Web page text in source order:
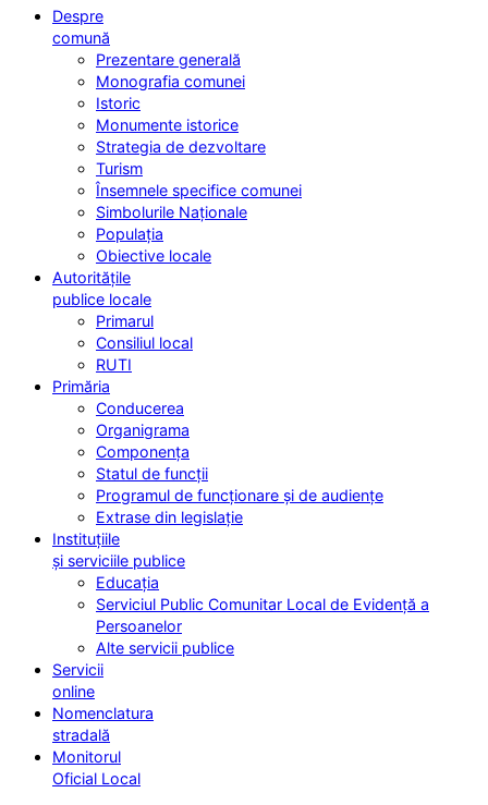
Despre
comună
Prezentare generală
Monografia comunei
Istoric
Monumente istorice
Strategia de dezvoltare
Turism
Însemnele specifice comunei
Simbolurile Naționale
Populația
Obiective locale
Autoritățile
publice locale
Primarul
Consiliul local
RUTI
Primăria
Conducerea
Organigrama
Componența
Statul de funcții
Programul de funcționare și de audiențe
Extrase din legislație
Instituțiile
și serviciile publice
Educația
Serviciul Public Comunitar Local de Evidență a
Persoanelor
Alte servicii publice
Servicii
online
Nomenclatura
stradală
Monitorul
Oficial Local